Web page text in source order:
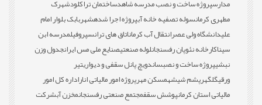
مدارسپروژه ساخت و نصب مدرسه شاهدساختمان تراکلودشهرک
مطهری کرمانسوله تصفیه خانه آبپروژه اجرا شدهشهربابک بلوار امام
علیدانشگاه ولی عصرانتقال آب کرماناتاق های ترانسپروفیلمدرسه ابن
سیناکارخانه نئوپان رفسنجانلوله صنعتیصنایع ملی مس ایرانجدول وزن
نبشیپروژه ساخت و نصبساندویچ پانل سقفی و دیواریتیر
ورقیگلگهرپشم شیشهمسکن مهرپروژه امور مالیاتی اناراداره کل امور
مالیاتی استان کرمانپوشش سقفمجتمع صنعتی رفسنجانمخزن آبشرکت